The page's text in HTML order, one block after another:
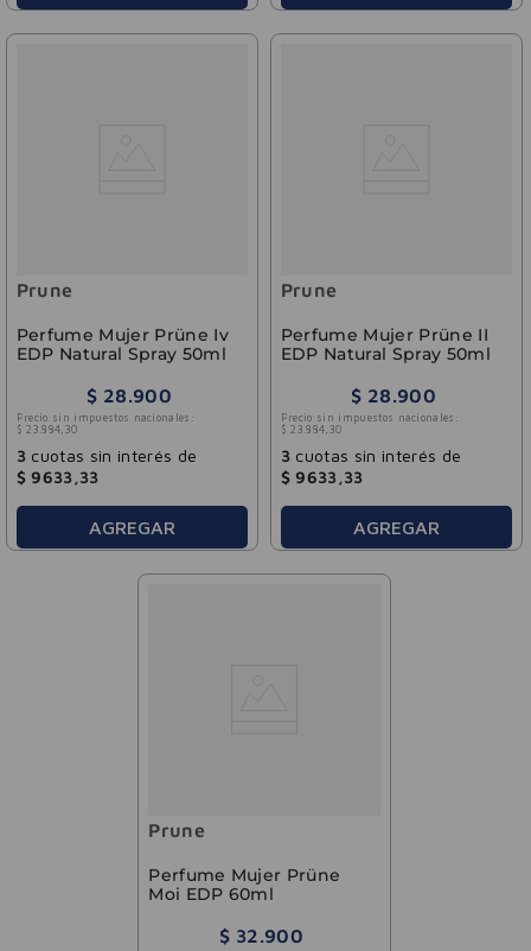
Prune
Perfume Mujer Prüne Iv
EDP Natural Spray 50ml
$ 28.900
Precio sin impuestos nacionales:
$ 23 .884, 30
3 cuotas sin interés de
$ 9633,33
AGREGAR
Prune
Perfume Mujer Prüne II
EDP Natural Spray 50ml
$ 28.900
Precio sin impuestos nacionales:
$ 23 .884, 30
3 cuotas sin interés de
$ 9633,33
AGREGAR
Prune
Perfume Mujer Prüne
Moi EDP 60ml
$ 32.900